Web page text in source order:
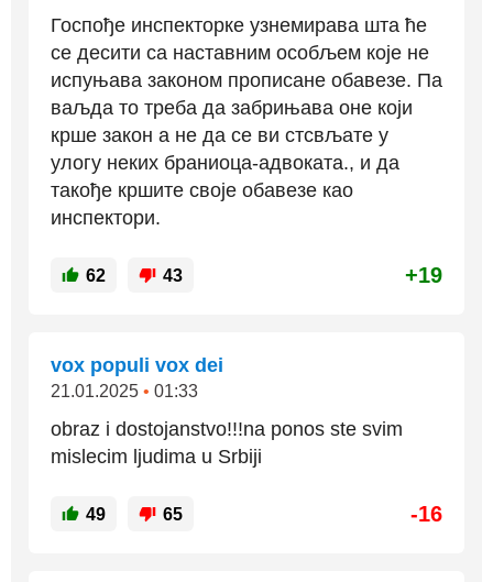
Госпође инспекторке узнемирава шта ће
се десити са наставним особљем које не
испуњава законом прописане обавезе. Па
ваљда то треба да забрињава оне који
крше закон а не да се ви стсвљате у
улогу неких браниоца-адвоката., и да
такође кршите своје обавезе као
инспектори.
62 43 +19
vox populi vox dei
21.01.2025 • 01:33
obraz i dostojanstvo!!!na ponos ste svim
mislecim ljudima u Srbiji
49 65 -16